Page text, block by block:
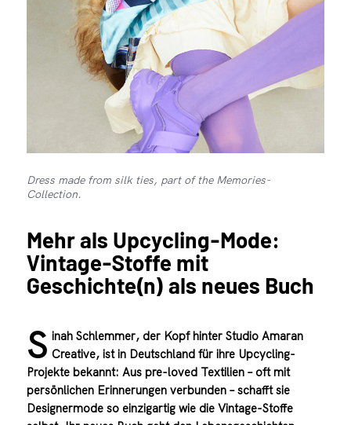
Dress made from silk ties, part of the Memories-
Collection.
Mehr als Upcycling-Mode:
Vintage-Stoffe mit
Geschichte(n) als neues Buch
S inah Schlemmer, der Kopf hinter Studio Amaran
Creative, ist in Deutschland für ihre Upcycling-
Projekte bekannt: Aus pre-loved Textilien – oft mit
persönlichen Erinnerungen verbunden – schafft sie
Designermode so einzigartig wie die Vintage-Stoffe